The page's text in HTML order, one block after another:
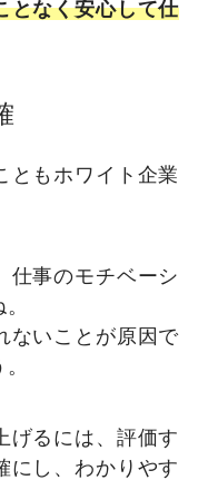
となく安心して仕
ともホワイト企業
仕事のモチベーシ
ないことが原因で
げるには、評価す
にし、わかりやす